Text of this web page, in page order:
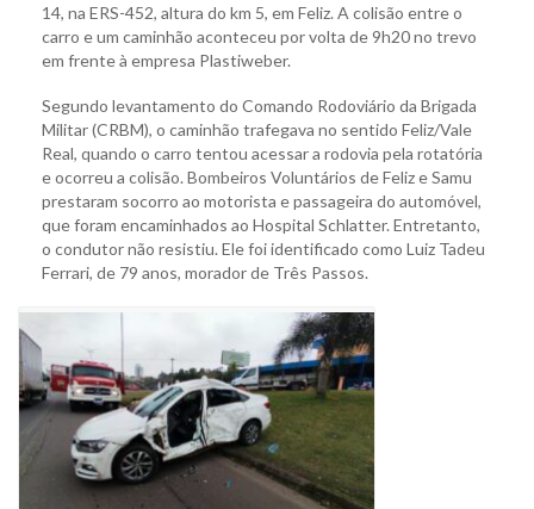
14, na ERS-452, altura do km 5, em Feliz. A colisão entre o
carro e um caminhão aconteceu por volta de 9h20 no trevo
em frente à empresa Plastiweber.
Segundo levantamento do Comando Rodoviário da Brigada
Militar (CRBM), o caminhão trafegava no sentido Feliz/Vale
Real, quando o carro tentou acessar a rodovia pela rotatória
e ocorreu a colisão. Bombeiros Voluntários de Feliz e Samu
prestaram socorro ao motorista e passageira do automóvel,
que foram encaminhados ao Hospital Schlatter. Entretanto,
o condutor não resistiu. Ele foi identificado como Luiz Tadeu
Ferrari, de 79 anos, morador de Três Passos.